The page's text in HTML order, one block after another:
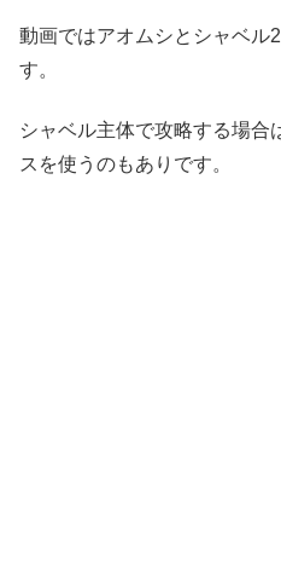
動画ではアオムシとシャベル
す。
シャベル主体で攻略する場合
スを使うのもありです。